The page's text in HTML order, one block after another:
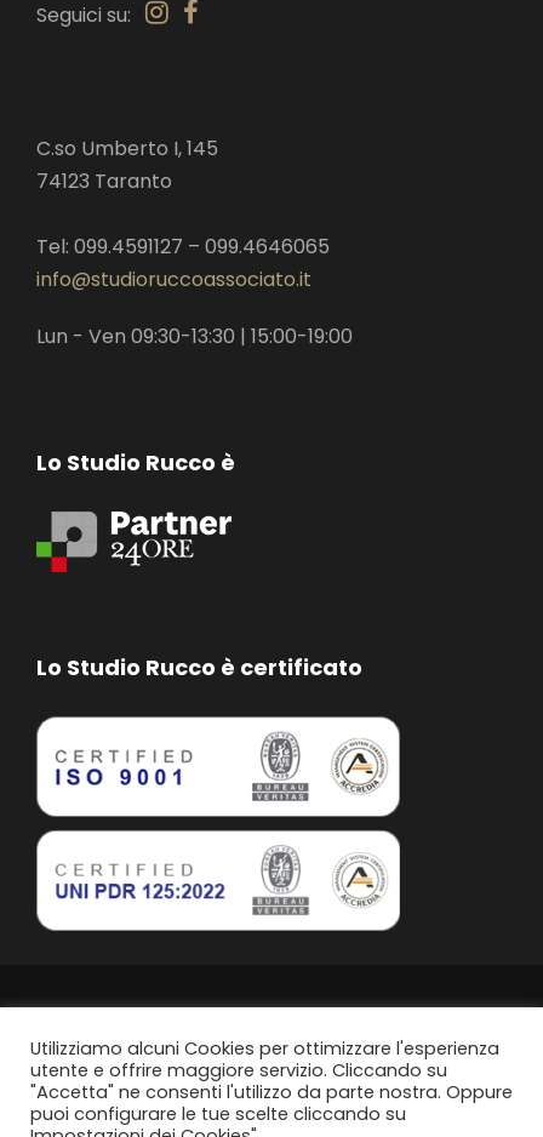
Seguici su:
C.so Umberto I, 145
74123 Taranto
Tel: 099.4591127 – 099.4646065
info@studioruccoassociato.it
Lun - Ven 09:30-13:30 | 15:00-19:00
Lo Studio Rucco è
Lo Studio Rucco è certificato
Privacy Policy
Politica di parità di genere
Utilizziamo alcuni Cookies per ottimizzare l'esperienza
utente e offrire maggiore servizio. Cliccando su
"Accetta" ne consenti l'utilizzo da parte nostra. Oppure
puoi configurare le tue scelte cliccando su